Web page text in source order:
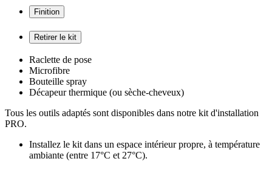
Finition
Retirer le kit
Raclette de pose
Microfibre
Bouteille spray
Décapeur thermique (ou sèche-cheveux)
Tous les outils adaptés sont disponibles dans notre kit d'installation
PRO.
Installez le kit dans un espace intérieur propre, à température
ambiante (entre 17°C et 27°C).